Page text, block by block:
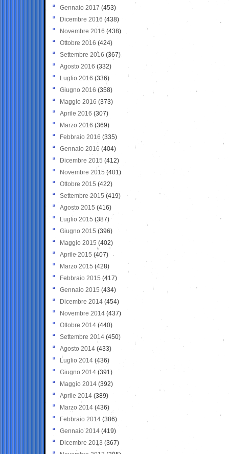
Gennaio 2017 (453)
Dicembre 2016 (438)
Novembre 2016 (438)
Ottobre 2016 (424)
Settembre 2016 (367)
Agosto 2016 (332)
Luglio 2016 (336)
Giugno 2016 (358)
Maggio 2016 (373)
Aprile 2016 (307)
Marzo 2016 (369)
Febbraio 2016 (335)
Gennaio 2016 (404)
Dicembre 2015 (412)
Novembre 2015 (401)
Ottobre 2015 (422)
Settembre 2015 (419)
Agosto 2015 (416)
Luglio 2015 (387)
Giugno 2015 (396)
Maggio 2015 (402)
Aprile 2015 (407)
Marzo 2015 (428)
Febbraio 2015 (417)
Gennaio 2015 (434)
Dicembre 2014 (454)
Novembre 2014 (437)
Ottobre 2014 (440)
Settembre 2014 (450)
Agosto 2014 (433)
Luglio 2014 (436)
Giugno 2014 (391)
Maggio 2014 (392)
Aprile 2014 (389)
Marzo 2014 (436)
Febbraio 2014 (386)
Gennaio 2014 (419)
Dicembre 2013 (367)